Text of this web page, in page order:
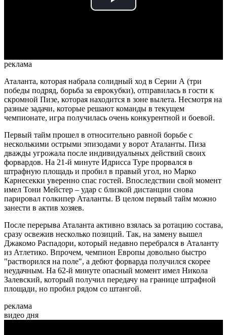
Play
реклама
Аталанта, которая набрала солидный ход в Серии А (три
победы подряд, борьба за еврокубки), отправилась в гости к
скромной Пизе, которая находится в зоне вылета. Несмотря на
разные задачи, которые решают команды в текущем
чемпионате, игра получилась очень конкурентной и боевой.
Первый тайм прошел в относительно равной борьбе с
несколькими острыми эпизодами у ворот Аталанты. Пиза
дважды угрожала после индивидуальных действий своих
форвардов. На 21-й минуте Идрисса Туре прорвался в
штрафную площадь и пробил в правый угол, но Марко
Карнесекки уверенно спас гостей. Впоследствии свой момент
имел Тони Мейстер – удар с близкой дистанции снова
парировал голкипер Аталанты. В целом первый тайм можно
занести в актив хозяев.
После перерыва Аталанта активно взялась за ротацию состава,
сразу освежив несколько позиций. Так, на замену вышел
Джакомо Распадори, который недавно перебрался в Аталанту
из Атлетико. Впрочем, чемпион Европы довольно быстро
"растворился на поле", а дебют форварда получился скорее
неудачным. На 62-й минуте опасный момент имел Никола
Залевский, который получил передачу на границе штрафной
площади, но пробил рядом со штангой.
реклама
видео дня